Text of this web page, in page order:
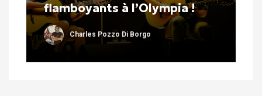
flamboyants à l’Olympia !
Charles Pozzo Di Borgo